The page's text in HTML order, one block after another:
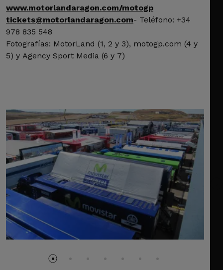
www.motorlandaragon.com/motogp
tickets@motorlandaragon.com- Teléfono: +34
978 835 548
Fotografías: MotorLand (1, 2 y 3), motogp.com (4 y
5) y Agency Sport Media (6 y 7)